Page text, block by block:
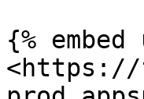
{%
<https://